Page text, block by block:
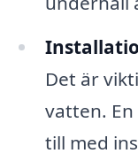
Det är
vatten.
till med